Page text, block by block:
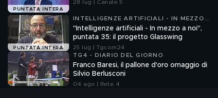
PUNTATA INTERA
28 lug | Canale 5
PUNTATA INTERA
INTELLIGENZE ARTIFICIALI - IN MEZZO
A NOI
"Intelligenze artificiali - In mezzo a noi",
puntata 35: il progetto Glasswing
25 lug | Tgcom24
TG4 - DIARIO DEL GIORNO
Franco Baresi, il pallone d'oro omaggio di
Silvio Berlusconi
04 ago | Rete 4